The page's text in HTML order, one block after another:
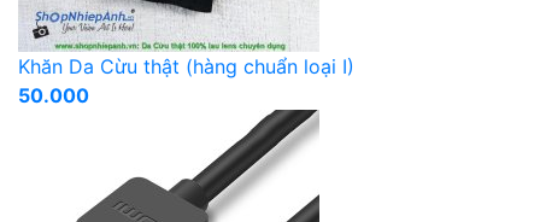
Khăn Da Cừu thật (hàng chuẩn loại I)
50.000